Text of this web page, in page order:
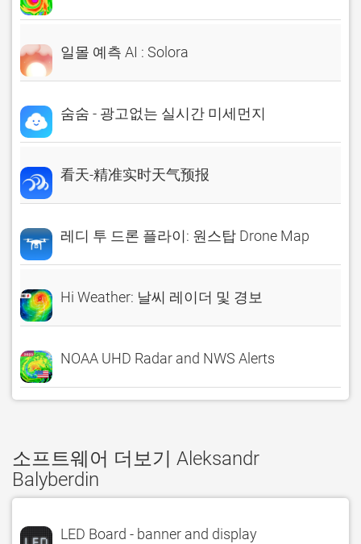
일몰 예측 AI : Solora
숨숨 - 광고없는 실시간 미세먼지
看天-精准实时天气预报
레디 투 드론 플라이: 원스탑 Drone Map
Hi Weather: 날씨 레이더 및 경보
NOAA UHD Radar and NWS Alerts
소프트웨어 더보기 Aleksandr
Balyberdin
LED Board - banner and display